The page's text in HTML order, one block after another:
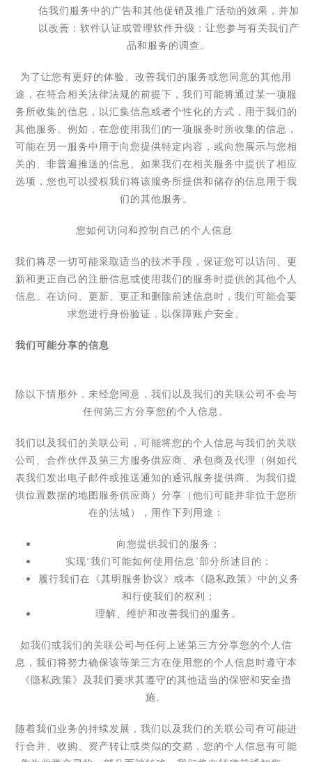
估我们服务中 的广告和其他促销及推广活动的效果，并加
以改善；软件认证或管理软件升级；让您参与有关我们产
品和服务的调查。
为了让您有更好的体验、改善我们的服务或您同意的其他用
途，在符合相关法律法规的前提下，我们可能将通过某一项服
务所收集的信息，以汇集信息或者个性化的方式，用于我们的
其他服务。例如，在您使用我们的一项服务时所收集的信息，
可能在另一服务中用于向您提供特定内容，或向您展示与您相
关的、非普遍推送的信息。如果我们在相关服务中提供了相应
选项，您也可以授权我们将该服务所提供和储存的信息用于我
们的其他服务。
您如何访问和控制自己的个人信息
我们将尽一切可能采取适当的技术手段，保证您可以访问、更
新和更正自己的注册信息或使用我们的服务时提供的其他个人
信息。在访问、更新、更正和删除前述信息时，我们可能会要
求您进行身份验证，以保障账户安全。
我们可能分享的信息
除以下情形外， 未经您同意 ， 我们以及我们的关联公司不会与
任何第三方分享您的个人信息。
我们以及我们的关联公司，可能将您的个人信息与我们的关联
公司、合作伙伴及第三方服务供应商、承包商及代理（例如代
表我们发出电子邮件或推送通知的通讯服务提供商、为我们提
供位置数据的地图服务供应商）分享（他们可能并非位于您所
在的法域），用作下列用途：
向您提供我们的服务；
实现“我们可能如何使用信息”部分所述目的；
履行我们在 《其明服务协议》 或本《隐私政策》中的义务
和行使我们的权利；
理解、维护和改善我们的服务。
如我们或我们的关联公司与任何上述第三方分享您的个人信
息，我们将努力确保该等第三方在使用您的个人信息时遵守本
《隐私政策》及我们要求其遵守的其他适当的保密和安全措
施。
随着我们业务的持续发展，我们以及我们的关联公司有可能进
行合并、收购、资产转让或类似的交易，您的个人信息有可能